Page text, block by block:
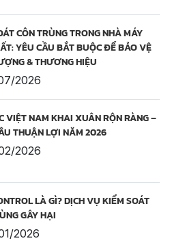
CÔN TRÙNG TRONG NHÀ MÁY
YÊU CẦU BẮT BUỘC ĐỂ BẢO VỆ
& THƯƠNG HIỆU
2026
VIỆT NAM KHAI XUÂN RỘN RÀNG –
THUẬN LỢI NĂM 2026
2026
LÀ GÌ? DỊCH VỤ KIỂM SOÁT
GÂY HẠI
2026